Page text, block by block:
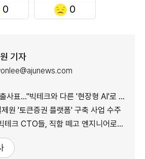
0 0
기자
표…"빅테크와 다른 '현장형 AI'로 승부"
원 '토큰증권 플랫폼' 구축 사업 수주
, 직함 떼고 엔지니어로 유턴...'앤트로픽행 러시' 이유는